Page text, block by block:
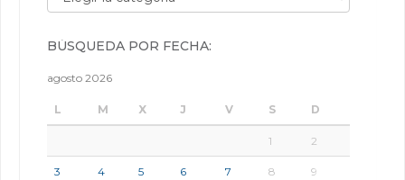
BÚSQUEDA POR FECHA:
agosto 2026
L M X J V S D
1 2
3 4 5 6 7 8 9